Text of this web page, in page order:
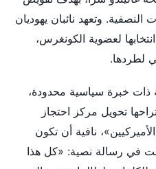
وتعهد نائبان يهوديان
لعضوية الكونغرس،
لطردها.
ذات خبرة سياسية محدودة،
تحويل مركز احتجاز
نافية أن تكون
في رسالة نصية: «كل هذا